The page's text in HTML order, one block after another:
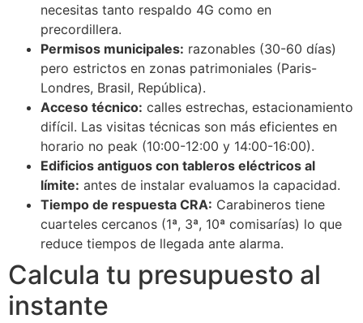
necesitas tanto respaldo 4G como en
precordillera.
Permisos municipales: razonables (30-60 días)
pero estrictos en zonas patrimoniales (Paris-
Londres, Brasil, República).
Acceso técnico: calles estrechas, estacionamiento
difícil. Las visitas técnicas son más eficientes en
horario no peak (10:00-12:00 y 14:00-16:00).
Edificios antiguos con tableros eléctricos al
límite: antes de instalar evaluamos la capacidad.
Tiempo de respuesta CRA: Carabineros tiene
cuarteles cercanos (1ª, 3ª, 10ª comisarías) lo que
reduce tiempos de llegada ante alarma.
Calcula tu presupuesto al
instante